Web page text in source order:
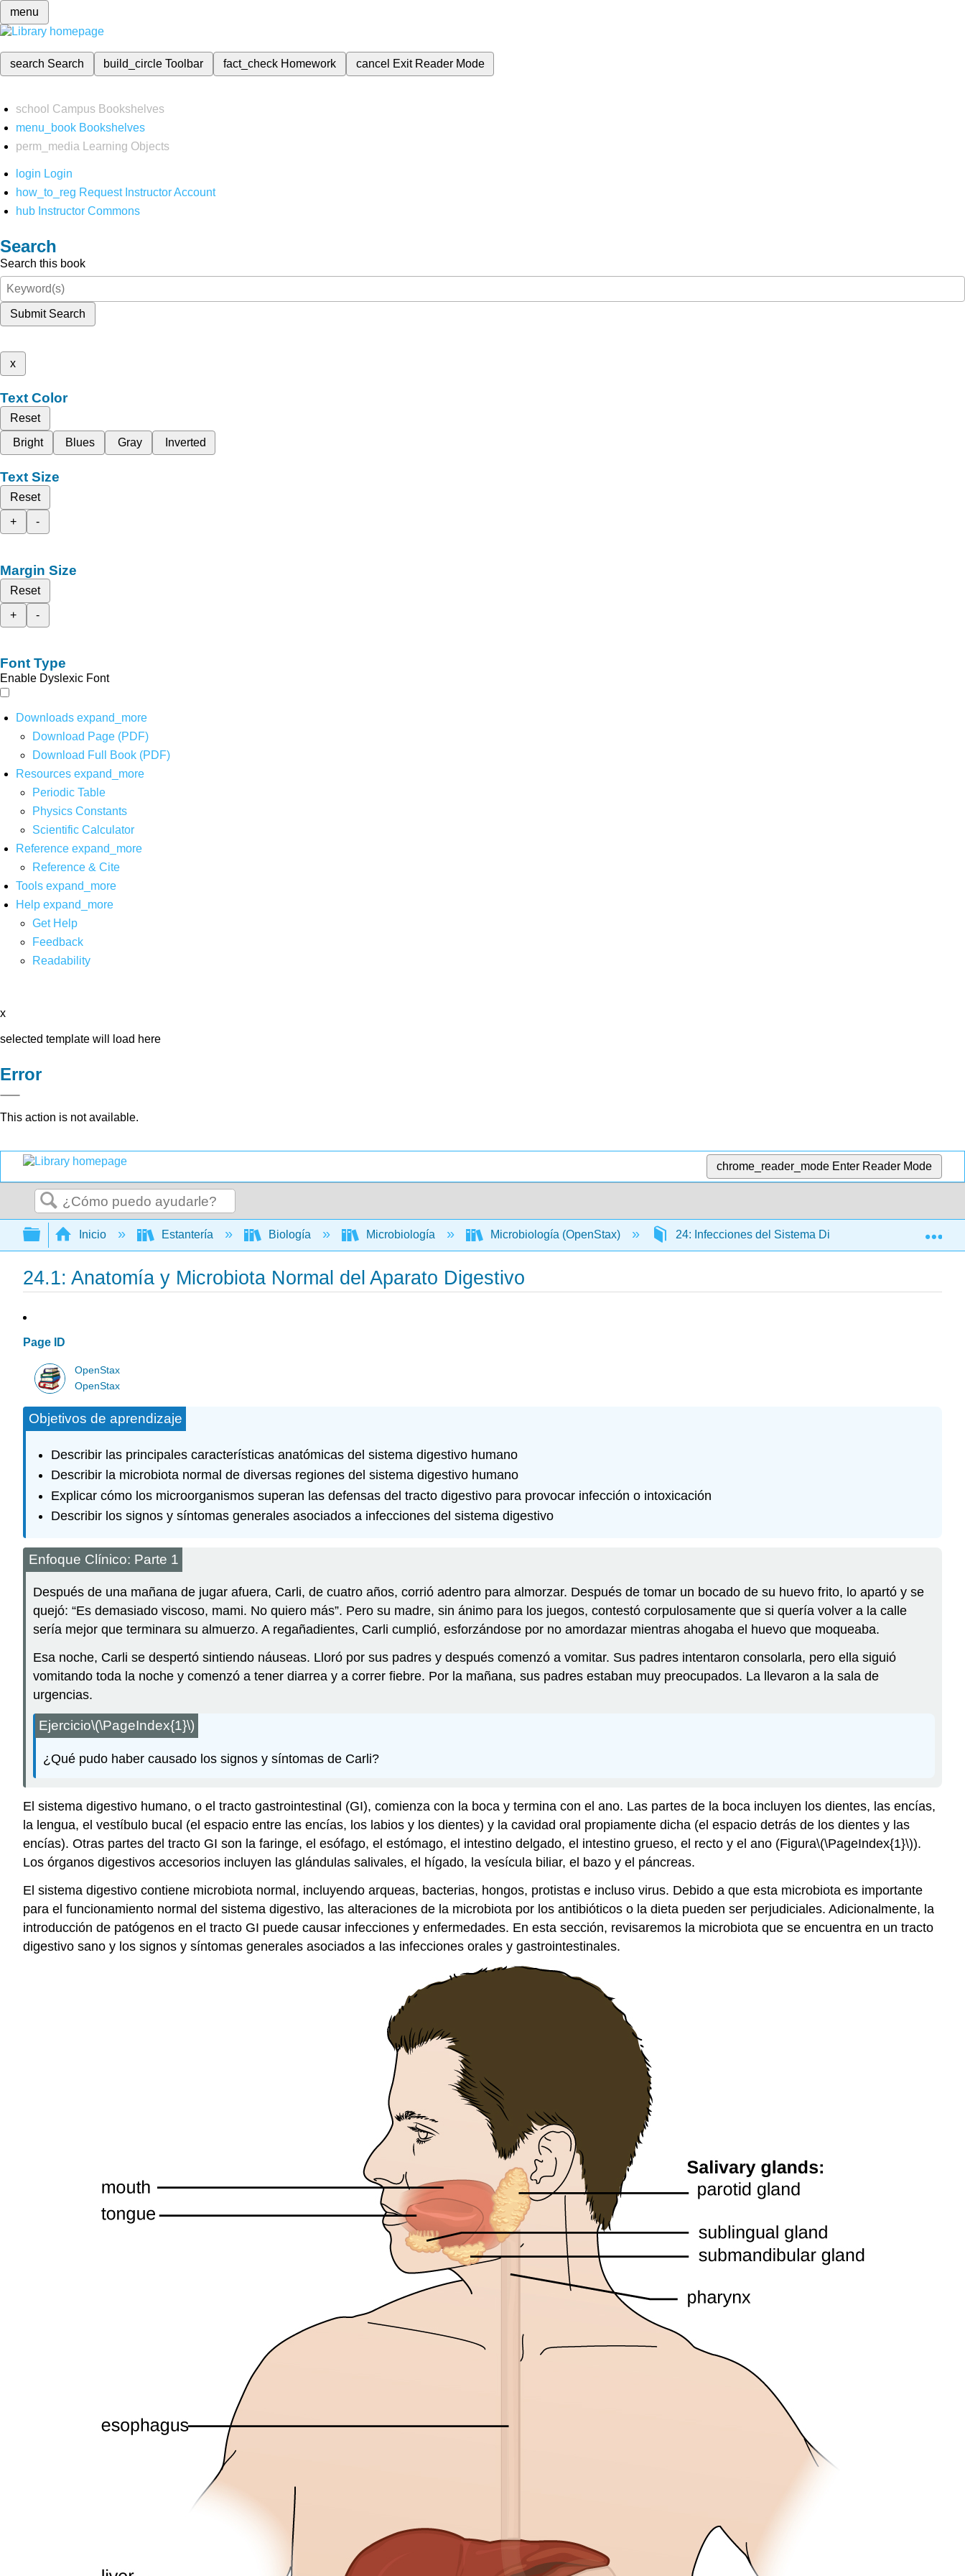
menu
search Search build_circleToolbar fact_check Homework cancel Exit Reader Mode
school Campus Bookshelves
menu_book Bookshelves
perm_media
Learning Objects
login Login
how_to_reg Request Instructor Account
hub Instructor Commons
Search
Search this book
Submit Search
x
Text Color
Reset
Bright
Blues Gray Inverted
Text Size
Reset
+
-
Margin Size
Reset
+
-
Font Type
Enable Dyslexic Font
Downloads expand_more
Download Page (PDF)
Download Full Book (PDF)
Resources expand_more
Periodic Table
Physics Constants
Scientific Calculator
Reference expand_more
Reference & Cite
Tools expand_more
Help expand_more
Get Help
Feedback
Readability
x
selected template will load here
Error
This action is not available.
chrome_reader_mode Enter Reader Mode
Buscar
Expandir/contraer jerarquía global
Inicio Estantería Biología Microbiología Microbiología (OpenStax) 24: Infecciones del Sistema Digestivo 24.1:
24.1: Anatomía y Microbiota Normal del Aparato Digestivo
Page ID
OpenStax
OpenStax
Objetivos de aprendizaje
Describir las principales características anatómicas del sistema digestivo humano
Describir la microbiota normal de diversas regiones del sistema digestivo humano
Explicar cómo los microorganismos superan las defensas del tracto digestivo para provocar infección o intoxicación
Describir los signos y síntomas generales asociados a infecciones del sistema digestivo
Enfoque Clínico: Parte 1
Después de una mañana de jugar afuera, Carli, de cuatro años, corrió adentro para almorzar. Después de tomar un bocado de su huevo frito, lo apartó y se
quejó: “Es demasiado viscoso, mami. No quiero más”. Pero su madre, sin ánimo para los juegos, contestó corpulosamente que si quería volver a la calle
sería mejor que terminara su almuerzo. A regañadientes, Carli cumplió, esforzándose por no amordazar mientras ahogaba el huevo que moqueaba.
Esa noche, Carli se despertó sintiendo náuseas. Lloró por sus padres y después comenzó a vomitar. Sus padres intentaron consolarla, pero ella siguió
vomitando toda la noche y comenzó a tener diarrea y a correr fiebre. Por la mañana, sus padres estaban muy preocupados. La llevaron a la sala de
urgencias.
Ejercicio\(\PageIndex{1}\)
¿Qué pudo haber causado los signos y síntomas de Carli?
El sistema digestivo humano, o el tracto gastrointestinal (GI), comienza con la boca y termina con el ano. Las partes de la boca incluyen los dientes, las encías,
la lengua, el vestíbulo bucal (el espacio entre las encías, los labios y los dientes) y la cavidad oral propiamente dicha (el espacio detrás de los dientes y las
encías). Otras partes del tracto GI son la faringe, el esófago, el estómago, el intestino delgado, el intestino grueso, el recto y el ano (Figura\(\PageIndex{1}\)).
Los órganos digestivos accesorios incluyen las glándulas salivales, el hígado, la vesícula biliar, el bazo y el páncreas.
El sistema digestivo contiene microbiota normal, incluyendo arqueas, bacterias, hongos, protistas e incluso virus. Debido a que esta microbiota es importante
para el funcionamiento normal del sistema digestivo, las alteraciones de la microbiota por los antibióticos o la dieta pueden ser perjudiciales. Adicionalmente, la
introducción de patógenos en el tracto GI puede causar infecciones y enfermedades. En esta sección, revisaremos la microbiota que se encuentra en un tracto
digestivo sano y los signos y síntomas generales asociados a las infecciones orales y gastrointestinales.